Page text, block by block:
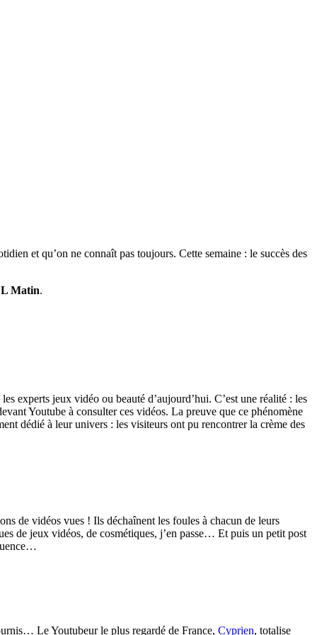
et qu’on ne connaît pas toujours. Cette semaine : le succès des
Matin.
experts jeux vidéo ou beauté d’aujourd’hui. C’est une réalité : les
Youtube à consulter ces vidéos. La preuve que ce phénomène
dédié à leur univers : les visiteurs ont pu rencontrer la crème des
de vidéos vues ! Ils déchaînent les foules à chacun de leurs
de jeux vidéos, de cosmétiques, j’en passe… Et puis un petitpost
LeYoutubeurle plus regardé de France, Cyprien, totalise